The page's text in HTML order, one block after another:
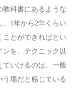
教科書にあるような
1年から2年くらい
ことができればとい
ンを、テクニック以
ていけるのは、一般
場だと感じている